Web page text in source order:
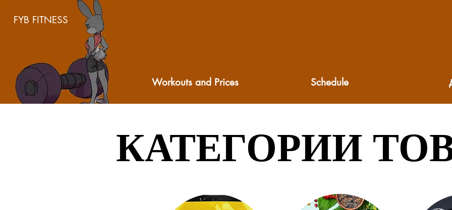
FYB FITNESS
Workouts and Prices Schedule
КАТЕГОРИИ
КАТЕГОРИИ